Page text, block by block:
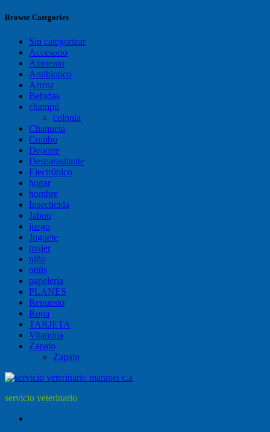
Browse Categories
Sin categorizar
Accesorio
Alimento
Antibiotico
Arrroz
Bebidas
champú
colonia
Chaqueta
Combo
Deporte
Desparasitante
Electrónico
hogar
hombre
Insecticida
Jabon
juego
Juguete
mujer
niño
otitis
papelería
PLANES
Repuesto
Ropa
TARJETA
Vitamina
Zapato
Zapato
servicio veterinario